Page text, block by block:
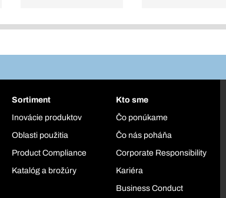
Sortiment
Inovácie produktov
Oblasti použitia
Product Compliance
Katalóg a brožúry
Kto sme
Čo ponúkame
Čo nás poháňa
Corporate Responsibility
Kariéra
Business Conduct